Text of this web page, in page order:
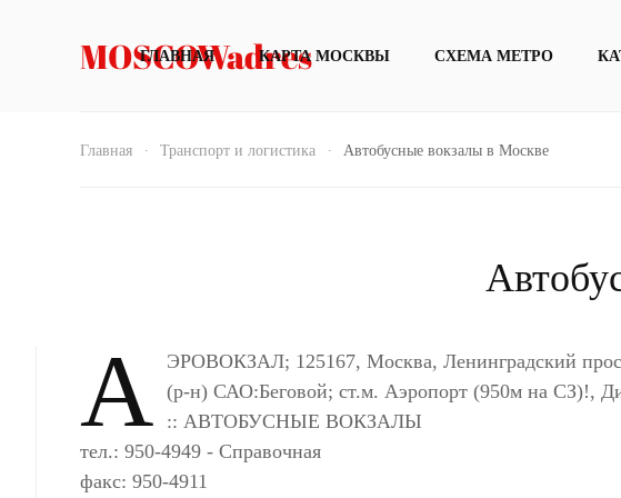
MOSCOWadres
ГЛАВНАЯ КАРТА МОСКВЫ СХЕМА МЕТРО
Главная Транспорт и логистика Автобусные вокзалы в Москве
А
ЭРОВОКЗАЛ; 125167, Москва, Ленинградский
(р-н) САО:Беговой; ст.м. Аэропорт (950м на СЗ)!,
:: АВТОБУСНЫЕ ВОКЗАЛЫ
тел.: 950-4949 - Справочная
факс: 950-4911